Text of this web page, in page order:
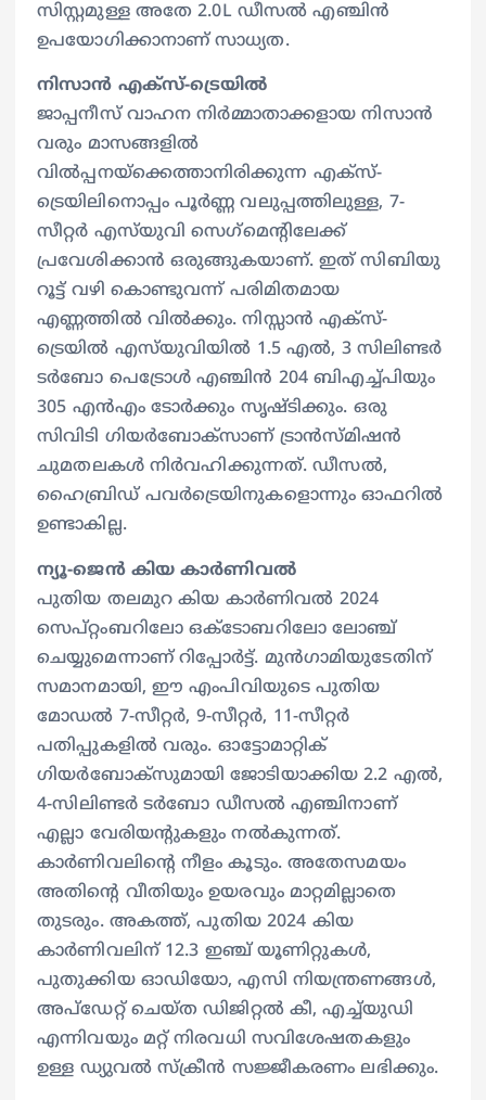
സിസ്റ്റമുള്ള അതേ 2.0L ഡീസൽ എഞ്ചിൻ
ഉപയോഗിക്കാനാണ് സാധ്യത.
നിസാൻ എക്സ്-ട്രെയിൽ
ജാപ്പനീസ് വാഹന നിർമ്മാതാക്കളായ നിസാൻ
വരും മാസങ്ങളിൽ
വിൽപ്പനയ്‌ക്കെത്താനിരിക്കുന്ന എക്‌സ്-
ട്രെയിലിനൊപ്പം പൂർണ്ണ വലുപ്പത്തിലുള്ള, 7-
സീറ്റർ എസ്‌യുവി സെഗ്‌മെൻ്റിലേക്ക്
പ്രവേശിക്കാൻ ഒരുങ്ങുകയാണ്. ഇത് സിബിയു
റൂട്ട് വഴി കൊണ്ടുവന്ന് പരിമിതമായ
എണ്ണത്തിൽ വിൽക്കും. നിസ്സാൻ എക്‌സ്-
ട്രെയിൽ എസ്‌യുവിയിൽ 1.5 എൽ, 3 സിലിണ്ടർ
ടർബോ പെട്രോൾ എഞ്ചിൻ 204 ബിഎച്ച്‌പിയും
305 എൻഎം ടോർക്കും സൃഷ്ടിക്കും. ഒരു
സിവിടി ഗിയർബോക്‌സാണ് ട്രാൻസ്മിഷൻ
ചുമതലകൾ നിർവഹിക്കുന്നത്. ഡീസൽ,
ഹൈബ്രിഡ് പവർട്രെയിനുകളൊന്നും ഓഫറിൽ
ഉണ്ടാകില്ല.
ന്യൂ-ജെൻ കിയ കാർണിവൽ
പുതിയ തലമുറ കിയ കാർണിവൽ 2024
സെപ്റ്റംബറിലോ ഒക്ടോബറിലോ ലോഞ്ച്
ചെയ്യുമെന്നാണ് റിപ്പോർട്ട്. മുൻഗാമിയുടേതിന്
സമാനമായി, ഈ എംപിവിയുടെ പുതിയ
മോഡൽ 7-സീറ്റർ, 9-സീറ്റർ, 11-സീറ്റർ
പതിപ്പുകളിൽ വരും. ഓട്ടോമാറ്റിക്
ഗിയർബോക്‌സുമായി ജോടിയാക്കിയ 2.2 എൽ,
4-സിലിണ്ടർ ടർബോ ഡീസൽ എഞ്ചിനാണ്
എല്ലാ വേരിയൻ്റുകളും നൽകുന്നത്.
കാർണിവലിന്‍റെ നീളം കൂടും. അതേസമയം
അതിൻ്റെ വീതിയും ഉയരവും മാറ്റമില്ലാതെ
തുടരും. അകത്ത്, പുതിയ 2024 കിയ
കാർണിവലിന് 12.3 ഇഞ്ച് യൂണിറ്റുകൾ,
പുതുക്കിയ ഓഡിയോ, എസി നിയന്ത്രണങ്ങൾ,
അപ്‌ഡേറ്റ് ചെയ്‌ത ഡിജിറ്റൽ കീ, എച്ച്‌യുഡി
എന്നിവയും മറ്റ് നിരവധി സവിശേഷതകളും
ഉള്ള ഡ്യുവൽ സ്‌ക്രീൻ സജ്ജീകരണം ലഭിക്കും.